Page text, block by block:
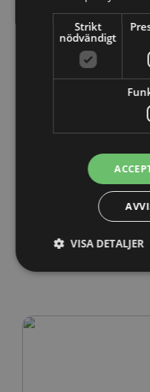
LÄS MER
Offertmall för
och
LÄS MER
Strikt
nödvändigt
VISA DETALJER